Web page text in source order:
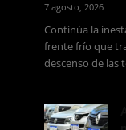
7 agosto, 2026
Continúa la
frente frío que
descenso de las